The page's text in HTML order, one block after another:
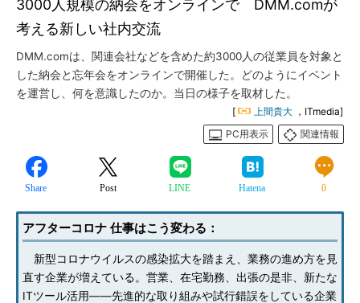
3000人規模の納会をオンラインで DMM.comが
考える新しい社内交流
DMM.comは、関連会社などを含めた約3000人の従業員を対象と
した納会と忘年会をオンラインで開催した。どのようにイベント
を運営し、何を意識したのか。当日の様子を取材した。
[ 上間貴大 ，ITmedia]
PC用表示
関連情報
Share Post LINE Hatena 0
アフターコロナ 仕事はこう変わる：
新型コロナウイルスの感染拡大を踏まえ、業務の進め方を見
直す企業が増えている。営業、在宅勤務、出張の是非、新たな
ITツール活用――先進的な取り組みや試行錯誤をしている企業